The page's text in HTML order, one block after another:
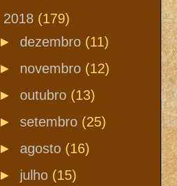
2018 (179)
► dezembro (11)
► novembro (12)
► outubro (13)
► setembro (25)
► agosto (16)
► julho (15)